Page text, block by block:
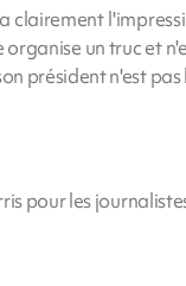
clairement
un truc et
président n'est pas
pour les